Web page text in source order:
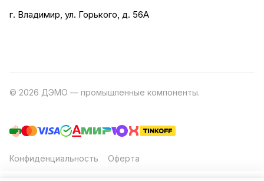
г. Владимир, ул. Горького, д. 56А
© 2026 ДЭМО — промышленные компоненты.
Конфиденциальность Оферта